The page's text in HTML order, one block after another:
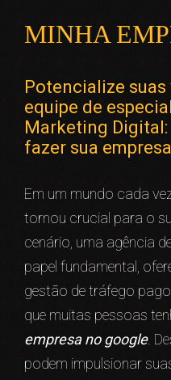
MINHA
Potencialize
equipe de
Marketing
fazer sua
Em um mundo cada
tornou crucial para o
cenário, uma agência
papel fundamental,
gestão de tráfego
que muitas pessoas
empresa no google.
podem impulsionar